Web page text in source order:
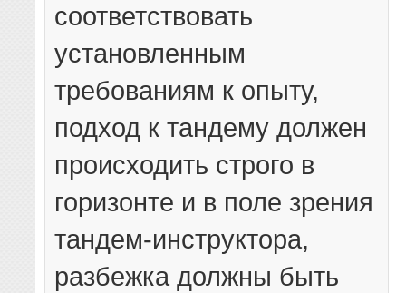
соответствовать
установленным
требованиям к опыту,
подход к тандему должен
происходить строго в
горизонте и в поле зрения
тандем-инструктора,
разбежка должны быть